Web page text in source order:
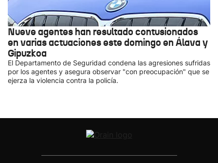
Nueve agentes han resultado contusionados
en varias actuaciones este domingo en Álava y
Gipuzkoa
El Departamento de Seguridad condena las agresiones sufridas
por los agentes y asegura observar "con preocupación" que se
ejerza la violencia contra la policía.